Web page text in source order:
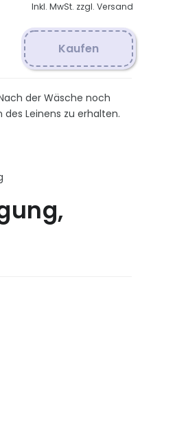
Inkl. MwSt. zzgl. Versand
Kaufen
der Wäsche noch
Leinens zu erhalten.